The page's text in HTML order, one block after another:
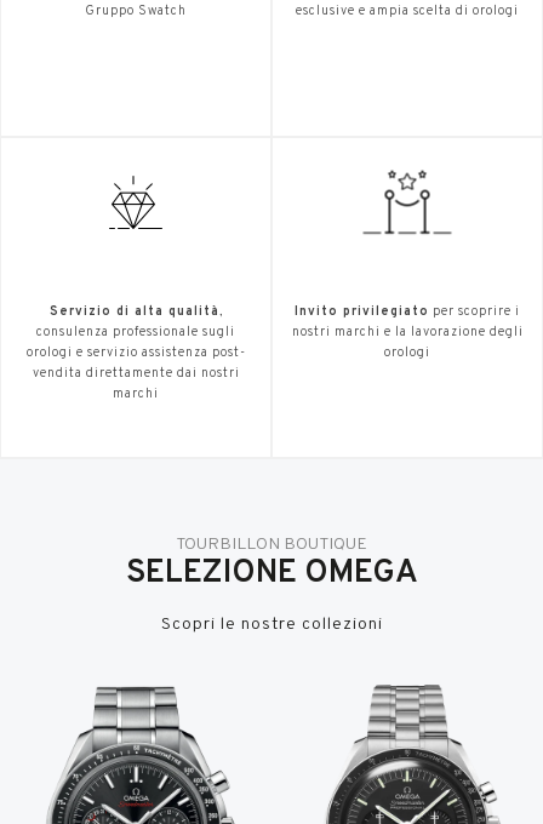
Gruppo Swatch
esclusive e ampia scelta di orologi
Servizio di alta qualità,
consulenza professionale sugli
orologi e servizio assistenza post-
vendita direttamente dai nostri
marchi
Invito privilegiato per scoprire i
nostri marchi e la lavorazione degli
orologi
TOURBILLON BOUTIQUE
SELEZIONE OMEGA
Scopri le nostre collezioni